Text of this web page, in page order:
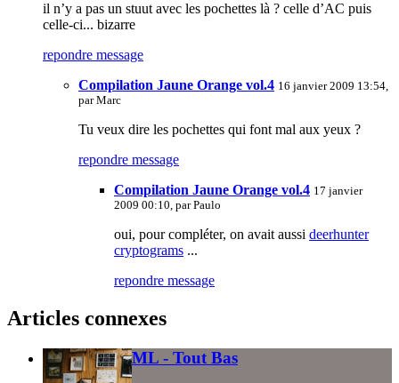
il n’y a pas un stuut avec les pochettes là ? celle d’AC puis
celle-ci... bizarre
repondre message
Compilation Jaune Orange vol.4 16 janvier 2009 13:54,
parMarc
Tu veux dire les pochettes qui font mal aux yeux ?
repondre message
Compilation Jaune Orange vol.4 17 janvier
2009 00:10, parPaulo
oui, pour compléter, on avait aussi deerhunter
cryptograms ...
repondre message
Articles connexes
ML - Tout Bas